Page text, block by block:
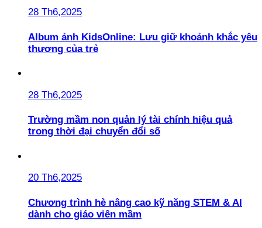
28 Th6,2025
Album ảnh KidsOnline: Lưu giữ khoảnh khắc yêu
thương của trẻ
28 Th6,2025
Trường mầm non quản lý tài chính hiệu quả
trong thời đại chuyển đổi số
20 Th6,2025
Chương trình hè nâng cao kỹ năng STEM & AI
dành cho giáo viên mầm